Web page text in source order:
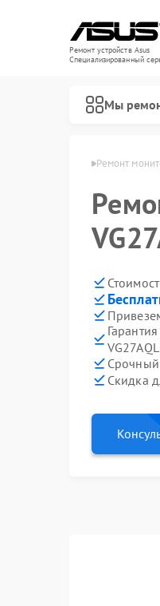
Ремонт устройств Asus
Специализированный
Мы
Ремонт
Срочный
Скидка